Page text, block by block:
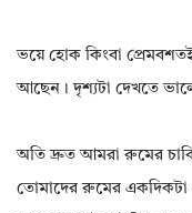
ভয়ে হোক কিংবা
আছেন। দৃশ্যটা দেখতে
অতি দ্রুত আমরা রুমের
তোমাদের রুমের একদিকটা